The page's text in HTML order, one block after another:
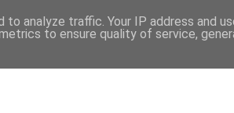
analyze traffic. Your IP address and
to ensure quality of service,